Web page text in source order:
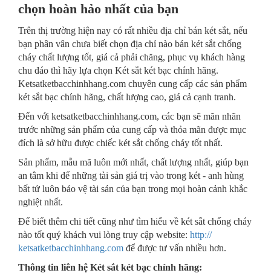
chọn hoàn hảo nhất của bạn
Trên thị trường hiện nay có rất nhiều địa chỉ bán két sắt, nếu
bạn phân vân chưa biết chọn địa chỉ nào bán két sắt chống
cháy chất lượng tốt, giá cả phải chăng, phục vụ khách hàng
chu đáo thì hãy lựa chọn Két sắt két bạc chính hãng.
Ketsatketbacchinhhang.com chuyên cung cấp các sản phẩm
két sắt bạc chính hãng, chất lượng cao, giá cả cạnh tranh.
Đến với ketsatketbacchinhhang.com, các bạn sẽ mãn nhãn
trước những sản phẩm của cung cấp và thỏa mãn được mục
đích là sở hữu được chiếc két sắt chống cháy tốt nhất.
Sản phẩm, mẫu mã luôn mới nhất, chất lượng nhất, giúp bạn
an tâm khi để những tài sản giá trị vào trong két - anh hùng
bất tử luôn bảo vệ tài sản của bạn trong mọi hoàn cảnh khắc
nghiệt nhất.
Để biết thêm chi tiết cũng như tìm hiểu về két sắt chống cháy
nào tốt quý khách vui lòng truy cập website: http://
ketsatketbacchinhhang.com để được tư vấn nhiều hơn.
Thông tin liên hệ Két sắt két bạc chính hãng: